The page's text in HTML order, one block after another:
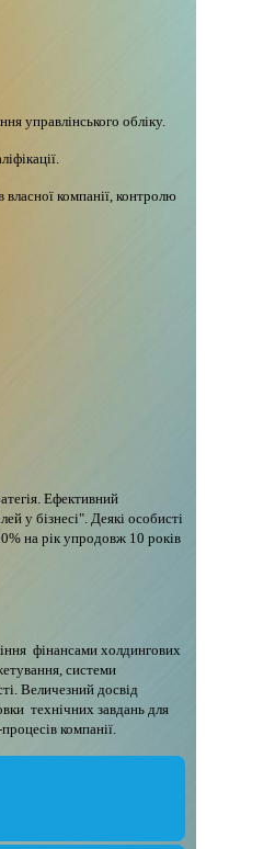
управлінського обліку.
компанії, контролю
Ефективний
у бізнесі". Деякі особисті
на рік упродовж 10 років
фінансами холдингових
системи
Величезний досвід
технічних завдань для
компанії.